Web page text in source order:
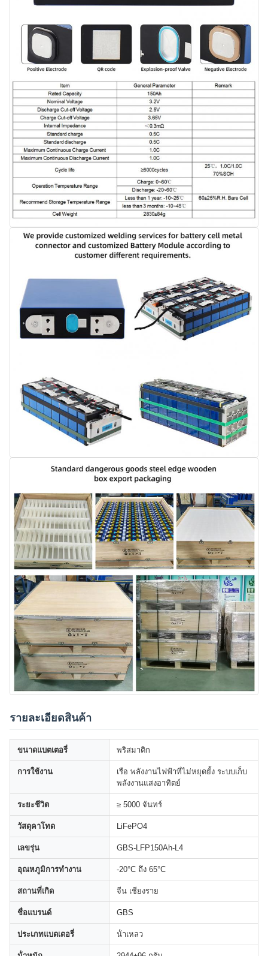
รายละเอียดสินค้า
ขนาดแบตเตอรี่ พริสมาติก
การใช้งาน
เรือ พลังงานไฟฟ้าที่ไม่หยุดยั้ง ระบบเก็บ
พลังงานแสงอาทิตย์
ระยะชีวิต ≥ 5000 จันทร์
วัสดุคาโทด LiFePO4
เลขรุ่น GBS-LFP150Ah-L4
อุณหภูมิการทํางาน -20°C ถึง 65°C
สถานที่เกิด จีน เชียงราย
ชื่อแบรนด์ GBS
ประเภทแบตเตอรี่ น้ําเหลว